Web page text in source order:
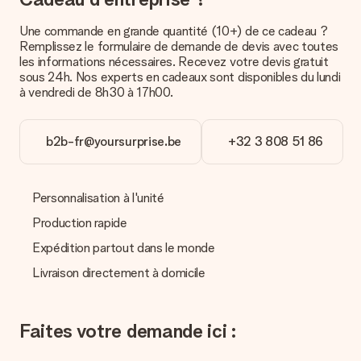
Quel est le délai de livraison ? Quand est-ce que mon
cadeau sera livré ?
Le délai de livraison est indiqué sur la page du produit choisi.
Quelles sont les options de livraison ?
Pour l’instant, il n’est pas (encore) possible de choisir une
option de livraison. Le cadeau commandé vous est envoyé par
manière votre paquet vous sera livré, merci de bien vouloir
contacter notre service client.
Paiement
Comment puis-je régler ma commande ?
Nous proposons les formes de paiement suivantes : Paypal,
carte bancaire ou par virement bancaire. Comptez un délai de
3 jours supplémentaires pour la livraison de votre cadeau en
cas de paiement par virement bancaire.
Que puis-je faire si le cadeau ne me convient pas tout à
Une commande en grande quantité (10+) de ce cadeau ?
Remplissez le formulaire de demande de devis avec toutes
les informations nécessaires. Recevez votre devis gratuit
sous 24h. Nos experts en cadeaux sont disponibles du lundi
à vendredi de 8h30 à 17h00.
b2b-fr@yoursurprise.be +32 3 808 51 86
Personnalisation à l'unité
Production rapide
Expédition partout dans le monde
Livraison directement à domicile
Faites votre demande ici :